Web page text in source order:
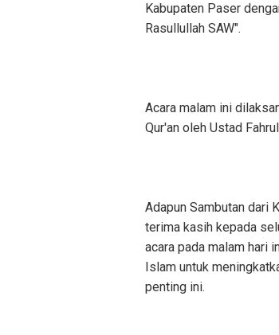
Kabupaten Paser
Rasullullah SAW".
Acara malam ini
Qur'an oleh Ustad
Adapun Sambutan dari
terima kasih kepada
acara pada malam hari
Islam untuk
penting ini.